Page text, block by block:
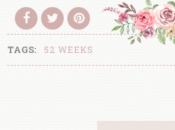
TAGS: 52 WEEKS